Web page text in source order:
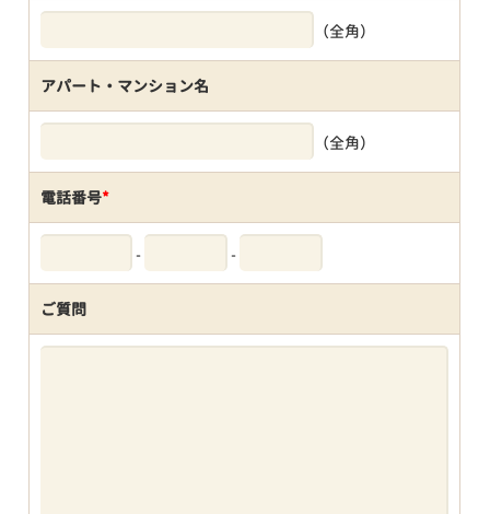
（全角）
アパート・マンション名
（全角）
電話番号*
- -
ご質問